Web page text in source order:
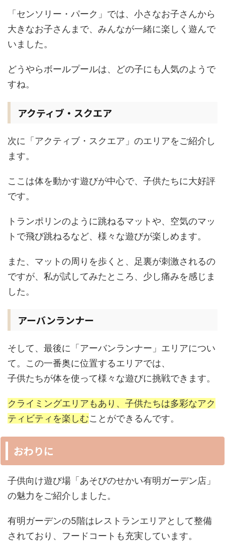
「センソリー・パーク」では、小さなお子さんから
大きなお子さんまで、みんなが一緒に楽しく遊んで
いました。
どうやらボールプールは、どの子にも人気のようで
すね。
アクティブ・スクエア
次に「アクティブ・スクエア」のエリアをご紹介し
ます。
ここは体を動かす遊びが中心で、子供たちに大好評
です。
トランポリンのように跳ねるマットや、空気のマッ
トで飛び跳ねるなど、様々な遊びが楽しめます。
また、マットの周りを歩くと、足裏が刺激されるの
ですが、私が試してみたところ、少し痛みを感じま
した。
アーバンランナー
そして、最後に「アーバンランナー」エリアについ
て。この一番奥に位置するエリアでは、
子供たちが体を使って様々な遊びに挑戦できます。
クライミングエリアもあり、子供たちは多彩なアク
ティビティを楽しむことができるんです。
おわりに
子供向け遊び場「あそびのせかい有明ガーデン店」
の魅力をご紹介しました。
有明ガーデンの5階はレストランエリアとして整備
されており、フードコートも充実しています。